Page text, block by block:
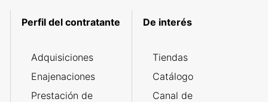
Perfil del contratante
Adquisiciones
Enajenaciones
Prestación de
De interés
Tiendas
Catálogo
Canal de